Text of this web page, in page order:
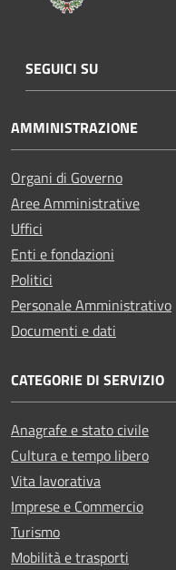
SEGUICI SU
AMMINISTRAZIONE
Organi di Governo
Aree Amministrative
Uffici
Enti e fondazioni
Politici
Personale Amministrativo
Documenti e dati
CATEGORIE DI SERVIZIO
Anagrafe e stato civile
Cultura e tempo libero
Vita lavorativa
Imprese e Commercio
Turismo
Mobilità e trasporti